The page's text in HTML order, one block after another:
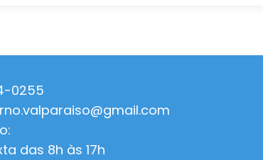
0255
das 8h às 17h